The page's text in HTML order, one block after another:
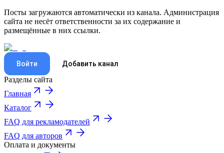
Посты загружаются автоматически из канала. Администрация
сайта не несёт ответственности за их содержание и
размещённые в них ссылки.
Войти Добавить канал
Разделы сайта
Главная
Каталог
FAQ для рекламодателей
FAQ для авторов
Оплата и документы